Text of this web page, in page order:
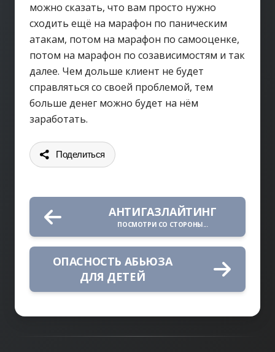
можно сказать, что вам просто нужно
сходить ещё на марафон по паническим
атакам, потом на марафон по самооценке,
потом на марафон по созависимостям и так
далее. Чем дольше клиент не будет
справляться со своей проблемой, тем
больше денег можно будет на нём
заработать.
Поделиться
АНТИГАЗЛАЙТИНГ
ПОСМОТРИ СО СТОРОНЫ...
ОПАСНОСТЬ АБЬЮЗА
ДЛЯ ДЕТЕЙ